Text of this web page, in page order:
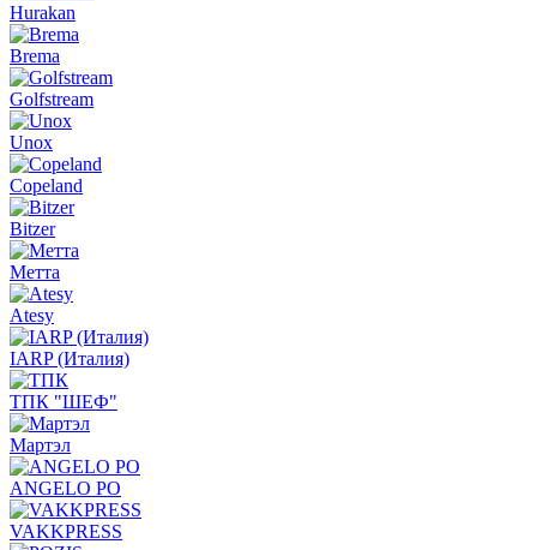
Hurakan
Brema
Golfstream
Unox
Copeland
Bitzer
Метта
Atesy
IARP (Италия)
ТПК "ШЕФ"
Мартэл
ANGELO PO
VAKKPRESS